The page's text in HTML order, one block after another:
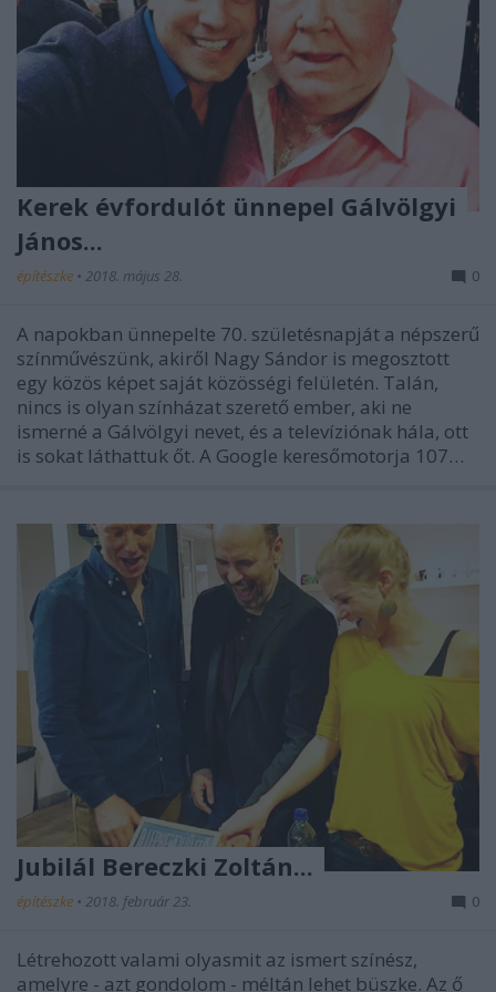
Kerek évfordulót ünnepel Gálvölgyi
János...
építészke • 2018. május 28. 0
A napokban ünnepelte 70. születésnapját a népszerű
színművészünk, akiről Nagy Sándor is megosztott
egy közös képet saját közösségi felületén. Talán,
nincs is olyan színházat szerető ember, aki ne
ismerné a Gálvölgyi nevet, és a televíziónak hála, ott
is sokat láthattuk őt. A Google keresőmotorja 107…
Jubilál Bereczki Zoltán...
építészke • 2018. február 23. 0
Létrehozott valami olyasmit az ismert színész,
amelyre - azt gondolom - méltán lehet büszke. Az ő